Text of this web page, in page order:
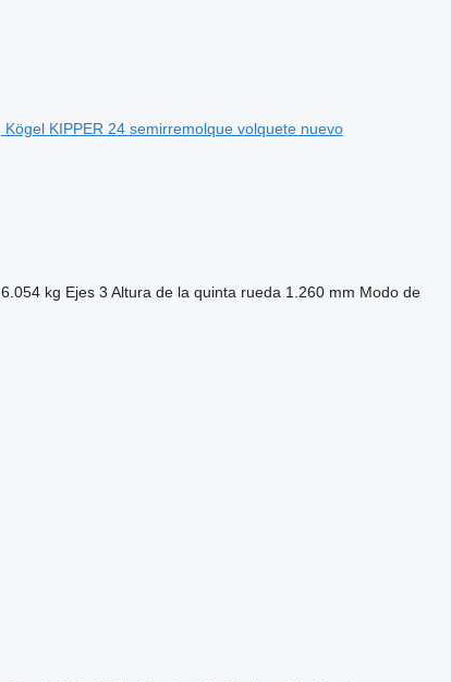
Kögel KIPPER 24 semirremolque volquete nuevo
6.054 kg Ejes 3 Altura de la quinta rueda 1.260 mm Modo de